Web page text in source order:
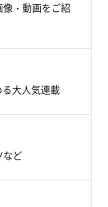
・動画をご紹
大人気連載
など